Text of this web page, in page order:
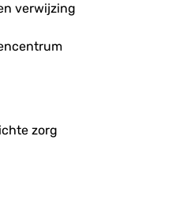
verwijzing
zorg